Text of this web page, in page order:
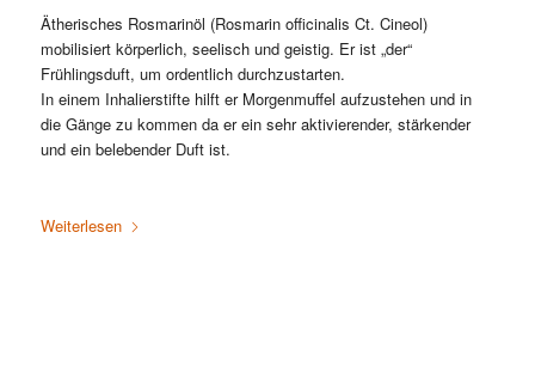
Ätherisches Rosmarinöl (Rosmarin officinalis Ct. Cineol)
mobilisiert körperlich, seelisch und geistig. Er ist „der“
Frühlingsduft, um ordentlich durchzustarten.
In einem Inhalierstifte hilft er Morgenmuffel aufzustehen und in
die Gänge zu kommen da er ein sehr aktivierender, stärkender
und ein belebender Duft ist.
Weiterlesen